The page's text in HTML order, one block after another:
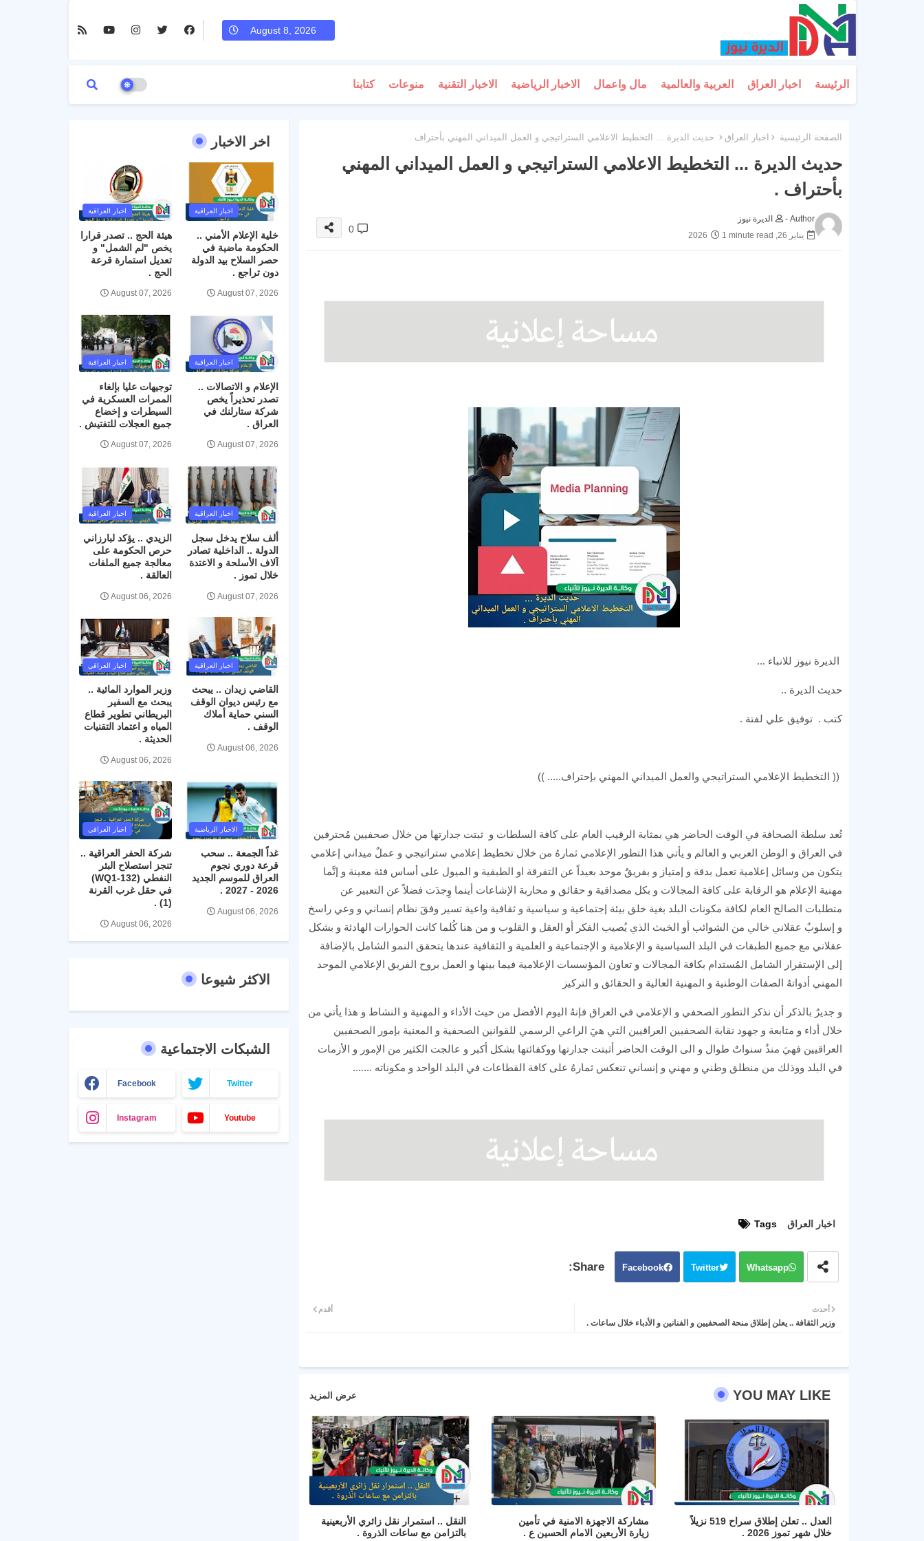
August 8, 2026
الرئيسة اخبار العراق العربية والعالمية مال واعمال الاخبار الرياضية الاخبار التقنية منوعات كتابنا
الصفحة الرئيسية اخبار العراق حديث الديرة ... التخطيط الاعلامي الستراتيجي و العمل الميداني المهني بأحتراف .
حديث الديرة ... التخطيط الاعلامي الستراتيجي و العمل الميداني المهني
بأحتراف .
Author -
الديرة نيوز
يناير 26, 2026
1 minute read
0
الديرة نيوز للانباء ...
حديث الديرة ..
كتب . توفيق علي لفتة .
(( التخطيط الإعلامي الستراتيجي والعمل الميداني المهني بإحتراف..... ))
تُعد سلطة الصحافة في الوقت الحاضر هي بمثابة الرقيب العام على كافة السلطات و ثبتت جدارتها من خلال صحفيين مُحترفين
في العراق و الوطن العربي و العالم و يأتي هذا التطور الإعلامي ثمارهُ من خلال تخطيط إعلامي ستراتيجي و عملٌ ميداني إعلامي
يتكون من وسائل إعلامية تعمل بدقة و إمتياز و بفريقٌ موحد بعيداً عن التفرقة او الطبقية و الميول على أساس فئة معينة و إنَّما
مهنية الإعلام هو الرقابة على كافة المجالات و بكل مصداقية و حقائق و محاربة الإشاعات أينما وِجدَت فضلاً عن التعبير عن
متطلبات الصالح العام لكافة مكونات البلد بغية خلق بيئة إجتماعية و سياسية و ثقافية واعية تسير وفقَ نظام إنساني و وعي راسخ
و إسلوبٌ عقلاني خالي من الشوائب أو الخبث الذي يُصيب الفكر أو العقل و القلوب و من هنا كُلما كانت الحوارات الهادئة و بشكل
عقلاني مع جميع الطبقات في البلد السياسية و الإعلامية و الإجتماعية و العلمية و الثقافية عندها يتحقق النمو الشامل بالإضافة
إلى الإستقرار الشامل المُستدام بكافة المجالات و تعاون المؤسسات الإعلامية فيما بينها و العمل بروح الفريق الإعلامي الموحد
المهني أدواتهُ الصفات الوطنية و المهنية العالية و الحقائق و التركيز
و جديرٌ بالذكر أن نذكر التطور الصحفي و الإعلامي في العراق فإنهُ اليوم الأفضل من حيث الأداء و المهنية و النشاط و هذا يأتي من
خلال أداء و متابعة و جهود نقابة الصحفيين العراقيين التي هيَ الراعي الرسمي للقوانين الصحفية و المعنية بإمور الصحفيين
العراقيين فهيَ منذُ سنواتٌ طوال و الى الوقت الحاضر أثبتت جدارتها ووكفائتها بشكل أكبر و عالجت الكثير من الإمور و الأزمات
في البلد ووذلك من منطلق وطني و مهني و إنساني تنعكس ثمارهُ على كافة القطاعات في البلد الواحد و مكوناته .......
Tags اخبار العراق
Facebook Twitter Whatsapp
أحدث
وزير الثقافة .. يعلن إطلاق منحة الصحفيين و الفنانين و الأدباء خلال ساعات .
أقدم
YOU MAY LIKE عرض المزيد
العدل .. تعلن إطلاق سراح 519 نزيلاً
خلال شهر تموز 2026 .
مشاركة الاجهزة الامنية في تأمين
زيارة الأربعين الامام الحسين ع .
النقل .. استمرار نقل زائري الأربعينية
بالتزامن مع ساعات الذروة .
اخر الاخبار
اخبار العراقية
خلية الإعلام الأمني ..
الحكومة ماضية في
حصر السلاح بيد الدولة
دون تراجع .
August 07, 2026
اخبار العراقية
هيئة الحج .. تصدر قرارا
يخص "لم الشمل" و
تعديل استمارة قرعة
الحج .
August 07, 2026
اخبار العراقية
الإعلام و الاتصالات ..
تصدر تحذيراً يخص
شركة ستارلنك في
العراق .
August 07, 2026
اخبار العراقية
توجيهات عليا بإلغاء
الممرات العسكرية في
السيطرات و إخضاع
جميع العجلات للتفتيش .
August 07, 2026
اخبار العراقية
ألف سلاح يدخل سجل
الدولة .. الداخلية تصادر
آلاف الأسلحة و الاعتدة
خلال تموز .
August 07, 2026
اخبار العراقية
الزيدي .. يؤكد لبارزاني
حرص الحكومة على
معالجة جميع الملفات
العالقة .
August 06, 2026
اخبار العراقية
القاضي زيدان .. يبحث
مع رئيس ديوان الوقف
السني حماية أملاك
الوقف .
August 06, 2026
اخبار العراقي
وزير الموارد المائية ..
يبحث مع السفير
البريطاني تطوير قطاع
المياه و اعتماد التقنيات
الحديثة .
August 06, 2026
الاخبار الرياضية
غداً الجمعة .. سحب
قرعة دوري نجوم
العراق للموسم الجديد
2026 - 2027 .
August 06, 2026
اخبار العراقي
شركة الحفر العراقية ..
تنجز استصلاح البئر
النفطي (WQ1-132)
في حقل غرب القرنة
(1) .
August 06, 2026
الاكثر شيوعا
الشبكات الاجتماعية
Facebook Twitter
Instagram Youtube